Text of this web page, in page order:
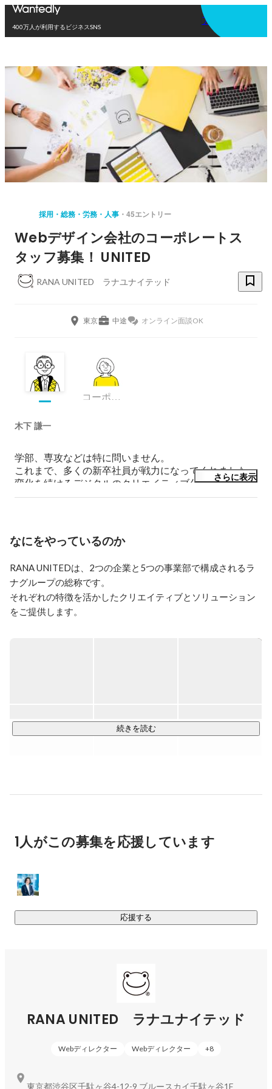
400万人が利用するビジネスSNS
アプリを使う
採用・総務・労務・人事 45エントリー
Webデザイン会社のコーポレートス
タッフ募集！ UNITED
RANA UNITED ラナユナイテッド
東京 中途 オンライン面談OK
コーポレート・スタッフ
木下 謙一
学部、専攻などは特に問いません。
これまで、多くの新卒社員が戦力になってくれました。
変化を続けるデジタルのクリエイティブ分野で共に成長
したいと思っています。
さらに表示
なにをやっているのか
RANA UNITEDは、2つの企業と5つの事業部で構成されるラ
ナグループの総称です。
それぞれの特徴を活かしたクリエイティブとソリューション
をご提供します。
続きを読む
1人がこの募集を応援しています
応援する
RANA UNITED ラナユナイテッド
Webディレクター Webディレクター +8
東京都渋谷区千駄ヶ谷4-12-9 ブルースカイ千駄ヶ谷1F